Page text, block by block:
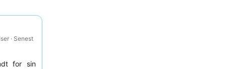
· Senest
for sin